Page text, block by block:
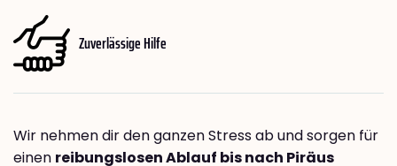
Zuverlässige Hilfe
Wir nehmen dir den ganzen Stress ab und sorgen für
einen reibungslosen Ablauf bis nach Piräus